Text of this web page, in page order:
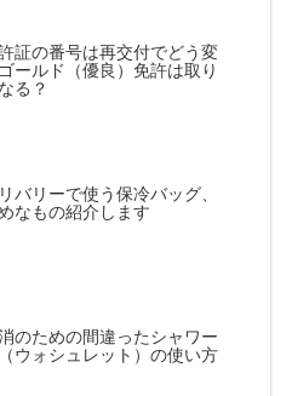
証の番号は再交付でどう変
ールド（優良）免許は取り
る？
バリーで使う保冷バッグ、
なもの紹介します
のための間違ったシャワー
ウォシュレット）の使い方